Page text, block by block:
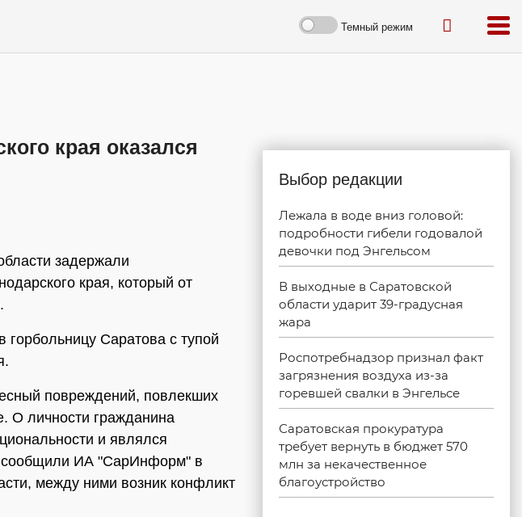
Темный режим
края оказался
задержали
края, который от
Саратова с тупой
повреждений, повлекших
О личности гражданина
и являлся
сообщили ИА "СарИнформ" в
между ними возник конфликт
Выбор редакции
Лежала в воде вниз головой:
подробности гибели годовалой
девочки под Энгельсом
В выходные в Саратовской
области ударит 39-градусная
жара
Роспотребнадзор признал факт
загрязнения воздуха из-за
горевшей свалки в Энгельсе
Саратовская прокуратура
требует вернуть в бюджет 570
млн за некачественное
благоустройство